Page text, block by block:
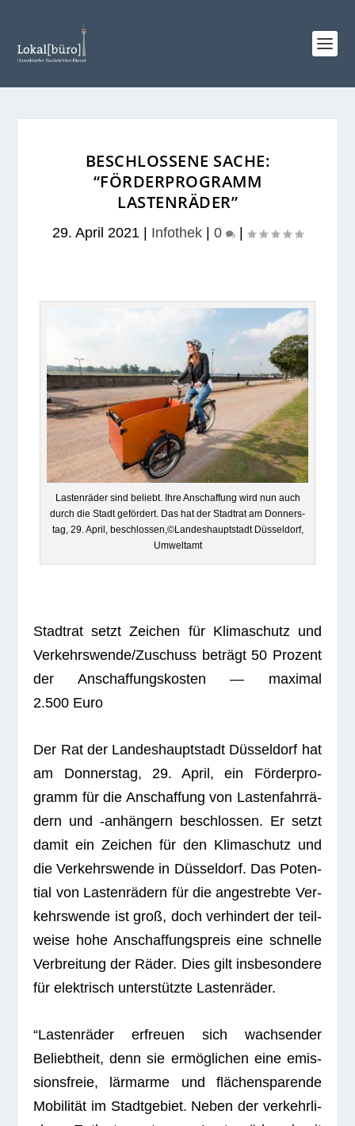
BESCHLOSSENE SACHE:
“FÖRDERPROGRAMM
LASTENRÄDER”
29. April 2021 Infothek 0
Las­ten­rä­der sind beliebt. Ihre Anschaf­fung wird nun auch
durch die Stadt geför­dert. Das hat der Stadt­rat am Don­ners­
tag, 29. April, beschlossen,©Landeshauptstadt Düs­sel­dorf,
Umweltamt
Stadt­rat setzt Zei­chen für Kli­ma­schutz und
Verkehrswende/Zuschuss beträgt 50 Pro­zent
der Anschaf­fungs­kos­ten — maxi­mal
2.500 Euro
Der Rat der Lan­des­haupt­stadt Düs­sel­dorf hat
am Don­ners­tag, 29. April, ein För­der­pro­
gramm für die Anschaf­fung von Las­ten­fahr­rä­
dern und ‑anhän­gern beschlos­sen. Er setzt
damit ein Zei­chen für den Kli­ma­schutz und
die Ver­kehrs­wende in Düs­sel­dorf. Das Poten­
tial von Las­ten­rä­dern für die ange­strebte Ver­
kehrs­wende ist groß, doch ver­hin­dert der teil­
weise hohe Anschaf­fungs­preis eine schnelle
Ver­brei­tung der Räder. Dies gilt ins­be­son­dere
für elek­trisch unter­stützte Lastenräder.
“Las­ten­rä­der erfreuen sich wach­sen­der
Beliebt­heit, denn sie ermög­li­chen eine emis­
si­ons­freie, lärm­arme und flä­chen­spa­rende
Mobi­li­tät im Stadt­ge­biet. Neben der ver­kehr­li­